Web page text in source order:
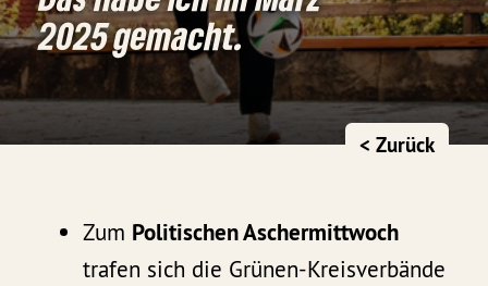
2025 gemacht.
< Zurück
Zum Politischen Aschermittwoch
trafen sich die Grünen-Kreisverbände